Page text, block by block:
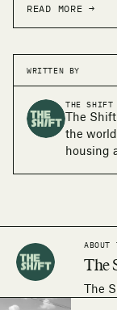
READ MORE →
WRITTEN BY
THE SHIFT
The
the
housing
ABOUT
The
The